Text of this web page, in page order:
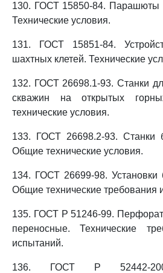
130. ГОСТ 15850-84. Парашюты
Технические условия.
131. ГОСТ 15851-84.
шахтных клетей. Технические
132. ГОСТ 26698.1-93. Станки
скважин на открытых
технические условия.
133. ГОСТ 26698.2-93. Станки
Общие технические условия.
134. ГОСТ 26699-98.
Общие технические требования
135. ГОСТ Р 51246-99.
переносные. Технические
испытаний.
136. ГОСТ Р 52442-